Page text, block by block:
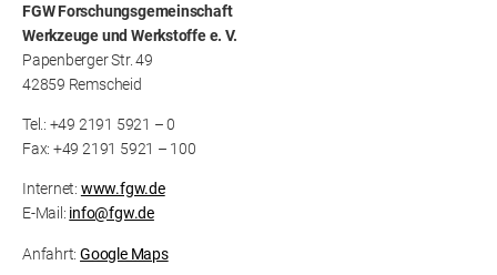
FGW Forschungs­gemeinschaft
Werkzeuge und Werkstoffe e. V.
Papenberger Str. 49
42859 Remscheid
Tel.: +49 2191 5921 – 0
Fax: +49 2191 5921 – 100
Internet: www.fgw.de
E-Mail: info@fgw.de
Anfahrt:Google Maps